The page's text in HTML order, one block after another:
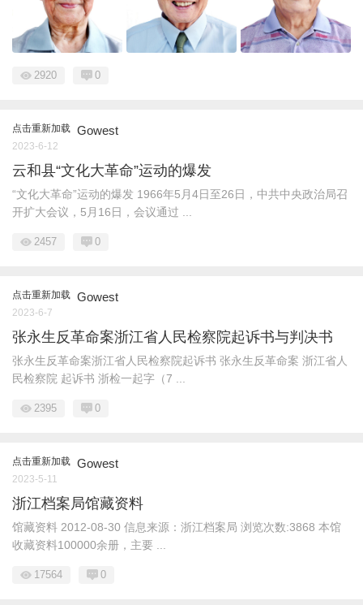
2920 0
点击重新加载 Gowest
2023-6-12
云和县“文化大革命”运动的爆发
“文化大革命”运动的爆发 1966年5月4日至26日，中共中央政治局召
开扩大会议，5月16日，会议通过 ...
2457 0
点击重新加载 Gowest
2023-6-7
张永生反革命案浙江省人民检察院起诉书与判决书
张永生反革命案浙江省人民检察院起诉书 张永生反革命案 浙江省人
民检察院 起诉书 浙检一起字（7 ...
2395 0
点击重新加载 Gowest
2023-5-11
浙江档案局馆藏资料
馆藏资料 2012-08-30 信息来源：浙江档案局 浏览次数:3868 本馆
收藏资料100000余册，主要 ...
17564 0